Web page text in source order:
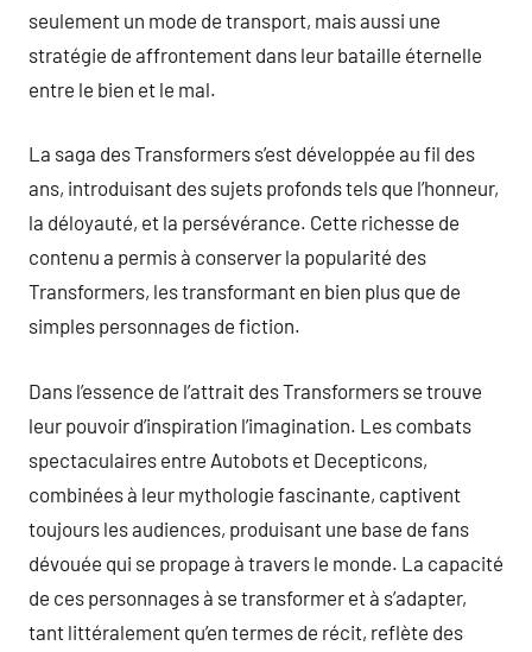
seulement un mode de transport, mais aussi une
stratégie de affrontement dans leur bataille éternelle
entre le bien et le mal.
La saga des Transformers s’est développée au fil des
ans, introduisant des sujets profonds tels que l’honneur,
la déloyauté, et la persévérance. Cette richesse de
contenu a permis à conserver la popularité des
Transformers, les transformant en bien plus que de
simples personnages de fiction.
Dans l’essence de l’attrait des Transformers se trouve
leur pouvoir d’inspiration l’imagination. Les combats
spectaculaires entre Autobots et Decepticons,
combinées à leur mythologie fascinante, captivent
toujours les audiences, produisant une base de fans
dévouée qui se propage à travers le monde. La capacité
de ces personnages à se transformer et à s’adapter,
tant littéralement qu’en termes de récit, reflète des